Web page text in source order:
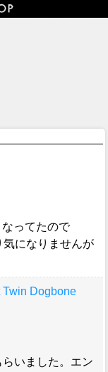
ってたので
になりませんが
Dogbone
いました。エン